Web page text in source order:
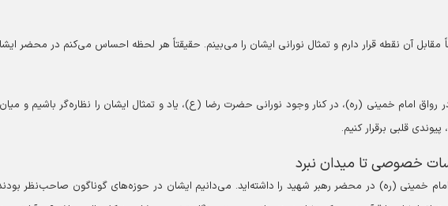
آن نقطه قرار دارم و تمثال نورانی ایشان را می‌بینم. حقیقتاً هر لحظه احساس می‌کنم در محضر
رواق امام خمینی (ره)، در کنار وجود نورانی حضرت رضا (ع)، یاد و تمثال ایشان را نظاره‌گر باشیم و
قلبی برقرار کنیم.
خصوصی تا میدان نبرد
خمینی (ره) در محضر رهبر شهید را داشته‌اید. می‌دانیم ایشان در حوزه‌های گوناگون صاحب‌نظر